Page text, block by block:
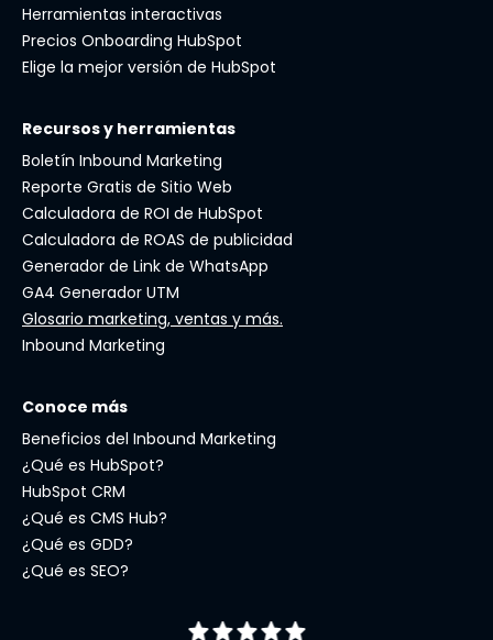
Herramientas interactivas
Precios Onboarding HubSpot
Elige la mejor versión de HubSpot
Recursos y herramientas
Boletín Inbound Marketing
Reporte Gratis de Sitio Web
Calculadora de ROI de HubSpot
Calculadora de ROAS de publicidad
Generador de Link de WhatsApp
GA4 Generador UTM
Glosario marketing, ventas y más.
Inbound Marketing
Conoce más
Beneficios del Inbound Marketing
¿Qué es HubSpot?
HubSpot CRM
¿Qué es CMS Hub?
¿Qué es GDD?
¿Qué es SEO?